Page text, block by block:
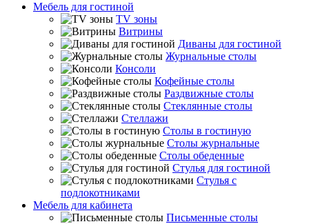
Мебель для гостиной
TV зоны
Витрины
Диваны для гостиной
Журнальные столы
Консоли
Кофейные столы
Раздвижные столы
Стеклянные столы
Стеллажи
Столы в гостиную
Столы журнальные
Столы обеденные
Стулья для гостиной
Стулья с
подлокотниками
Мебель для кабинета
Письменные столы